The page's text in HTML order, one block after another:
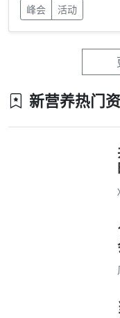
峰会 活动
新营养热门